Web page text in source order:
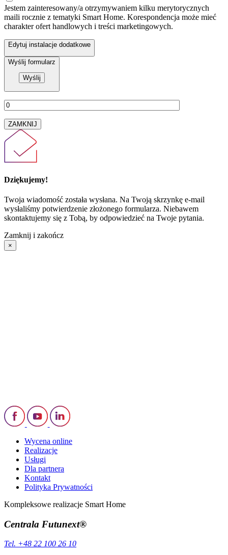
Jestem zainteresowany/a otrzymywaniem kilku merytorycznych
maili rocznie z tematyki Smart Home. Korespondencja może mieć
charakter ofert handlowych i treści marketingowych.
Edytuj instalacje dodatkowe
Wyślij formularz
ZAMKNIJ
Dziękujemy!
Twoja wiadomość została wysłana. Na Twoją skrzynkę e-mail
wysłaliśmy potwierdzenie złożonego formularza. Niebawem
skontaktujemy się z Tobą, by odpowiedzieć na Twoje pytania.
Zamknij i zakończ
×
Wycena online
Realizacje
Usługi
Dla partnera
Kontakt
Polityka Prywatności
Kompleksowe realizacje Smart Home
Centrala Futunext®
Tel. +48 22 100 26 10